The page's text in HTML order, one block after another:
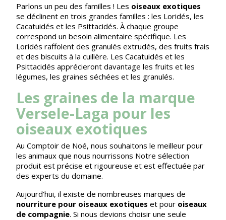
Parlons un peu des familles ! Les oiseaux exotiques
se déclinent en trois grandes familles : les Loridés, les
Cacatuidés et les Psittacidés. À chaque groupe
correspond un besoin alimentaire spécifique. Les
Loridés raffolent des granulés extrudés, des fruits frais
et des biscuits à la cuillère. Les Cacatuidés et les
Psittacidés apprécieront davantage les fruits et les
légumes, les graines séchées et les granulés.
Les graines de la marque
Versele-Laga pour les
oiseaux exotiques
Au Comptoir de Noé, nous souhaitons le meilleur pour
les animaux que nous nourrissons Notre sélection
produit est précise et rigoureuse et est effectuée par
des experts du domaine.
Aujourd’hui, il existe de nombreuses marques de
nourriture pour oiseaux exotiques et pour oiseaux
de compagnie. Si nous devions choisir une seule